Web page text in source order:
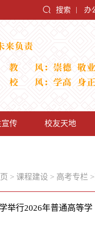
办
搜索
传 校友天地
> 课程建设 > 高考专栏 >
举行2026年普通高等学